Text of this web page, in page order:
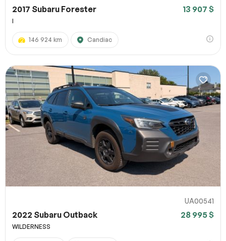
2017 Subaru Forester 13 907 $
I
146 924 km Candiac
UA00541
2022 Subaru Outback 28 995 $
WILDERNESS